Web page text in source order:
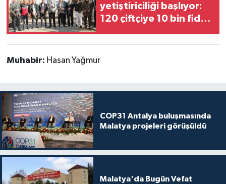
yetiştiriciliği başlıyor:
120 çiftçiye 10 bin fidan
Muhabir: Hasan Yağmur
COP31 Antalya buluşmasında
Malatya projeleri görüşüldü
Malatya'da Bugün Vefat